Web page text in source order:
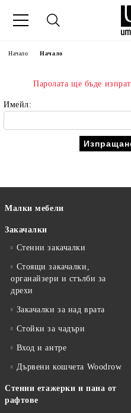
Начало Начало
Паролата ще бъде
Имейл:
Малки мебели
Закачалки
Стенни закачалки
Стоящи закачалки,
органайзери и стълби за
дрехи
Закачалки за над врата
Стойки за чадъри
Вход и антре
Дървени кошчета Woodrow
Стенни етажерки и пана от
рафтове